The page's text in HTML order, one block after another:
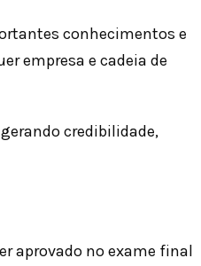
conhecimentos e
empresa e cadeia de
credibilidade,
aprovado no exame final